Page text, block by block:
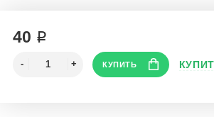
40 ₽